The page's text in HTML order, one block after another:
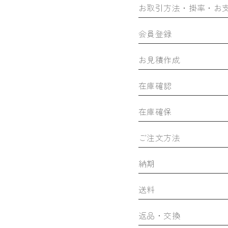
お取引方法・掛率・お
会員登録
お見積作成
在庫確認
在庫確保
ご注文方法
納期
送料
返品・交換